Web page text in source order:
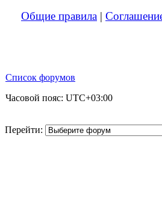
Общие правила |
Список форумов
Часовой пояс: UTC+03:00
Перейти: